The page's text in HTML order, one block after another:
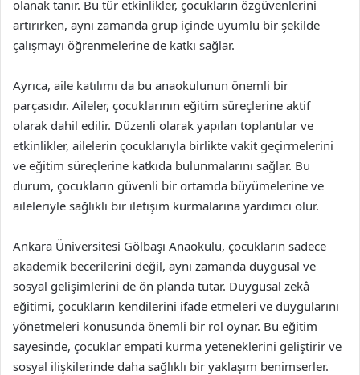
olanak tanır. Bu tür etkinlikler, çocukların özgüvenlerini
artırırken, aynı zamanda grup içinde uyumlu bir şekilde
çalışmayı öğrenmelerine de katkı sağlar.
Ayrıca, aile katılımı da bu anaokulunun önemli bir
parçasıdır. Aileler, çocuklarının eğitim süreçlerine aktif
olarak dahil edilir. Düzenli olarak yapılan toplantılar ve
etkinlikler, ailelerin çocuklarıyla birlikte vakit geçirmelerini
ve eğitim süreçlerine katkıda bulunmalarını sağlar. Bu
durum, çocukların güvenli bir ortamda büyümelerine ve
aileleriyle sağlıklı bir iletişim kurmalarına yardımcı olur.
Ankara Üniversitesi Gölbaşı Anaokulu, çocukların sadece
akademik becerilerini değil, aynı zamanda duygusal ve
sosyal gelişimlerini de ön planda tutar. Duygusal zekâ
eğitimi, çocukların kendilerini ifade etmeleri ve duygularını
yönetmeleri konusunda önemli bir rol oynar. Bu eğitim
sayesinde, çocuklar empati kurma yeteneklerini geliştirir ve
sosyal ilişkilerinde daha sağlıklı bir yaklaşım benimserler.